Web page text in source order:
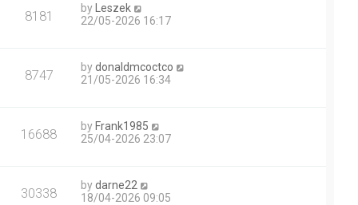
8181 by
Leszek
22/05-2026 16:17
8747 bydonaldmcoctco
21/05-2026 16:34
16688 by Frank1985
25/04-2026 23:07
30338 bydarne22
18/04-2026 09:05